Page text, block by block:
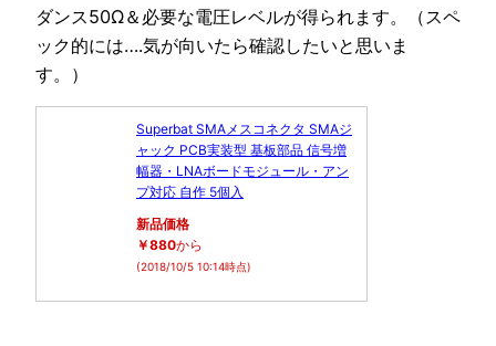
ダンス50Ω＆必要な電圧レベルが得られます。（スペ
ック的には….気が向いたら確認したいと思いま
す。）
Superbat SMAメスコネクタ SMAジ
ャック PCB実装型 基板部品 信号増
幅器・LNAボードモジュール・アン
プ対応 自作 5個入
新品価格
￥880から
(2018/10/5 10:14時点)